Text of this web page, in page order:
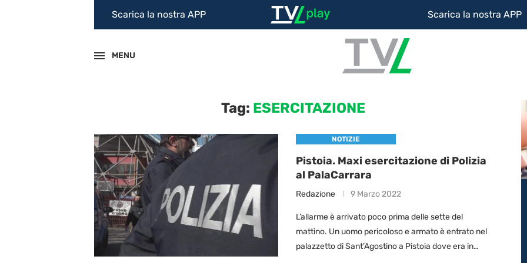
Scarica la nostra APP Scarica la nostra APP
MENU
Tag: ESERCITAZIONE
NOTIZIE
Pistoia. Maxi esercitazione di Polizia
al PalaCarrara
Redazione 9 Marzo 2022
L’allarme è arrivato poco prima delle sette del
mattino. Un uomo pericoloso e armato è entrato nel
palazzetto di Sant’Agostino a Pistoia dove era in